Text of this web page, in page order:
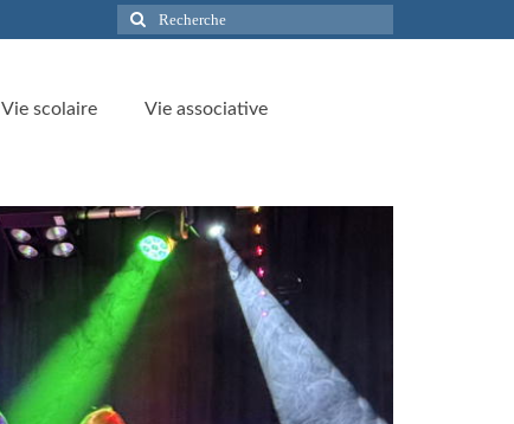
Rechercher
:
Vie scolaire Vie associative